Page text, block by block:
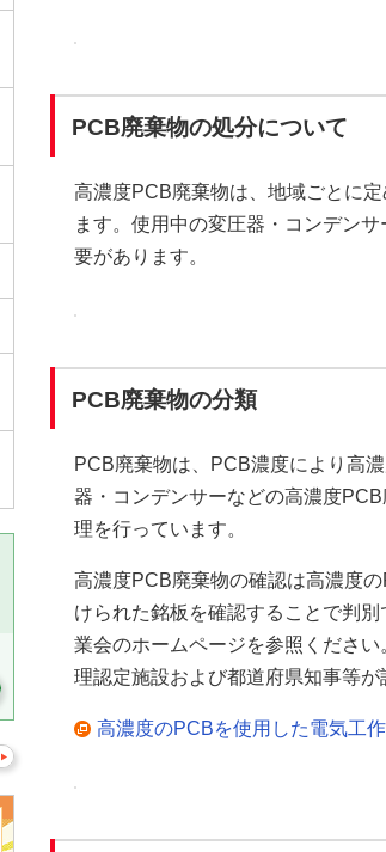
PCB廃棄物の処分について
高濃度PCB廃棄物は、地域ごとに
ます。使用中の変圧器・コンデン
要があります。
PCB廃棄物の分類
PCB廃棄物は、PCB濃度により高
器・コンデンサーなどの高濃度
理を行っています。
高濃度PCB廃棄物の確認は高濃度
けられた銘板を確認することで判
業会のホームページを参照くださ
理認定施設および都道府県知事等
高濃度のPCBを使用した電気工